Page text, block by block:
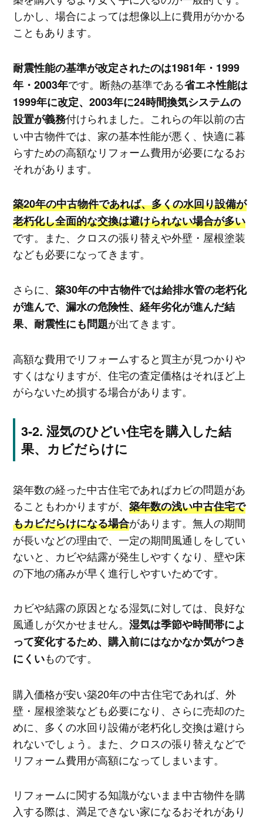
しかし、場合によっては想像以上に費用がかかる
こともあります。
耐震性能の基準が改定されたのは1981年・1999
年・2003年です。断熱の基準である省エネ性能は
1999年に改定、2003年に24時間換気システムの
設置が義務付けられました。これらの年以前の古
い中古物件では、家の基本性能が悪く、快適に暮
らすための高額なリフォーム費用が必要になるお
それがあります。
築20年の中古物件であれば、多くの水回り設備が
老朽化し全面的な交換は避けられない場合が多い
です。また、クロスの張り替えや外壁・屋根塗装
なども必要になってきます。
さらに、 築30年の中古物件では給排水管の老朽化
が進んで、漏水の危険性、経年劣化が進んだ結
果、耐震性にも問題が出てきます。
高額な費用でリフォームすると買主が見つかりや
すくはなりますが、住宅の査定価格はそれほど上
がらないため損する場合があります。
湿気のひどい住宅を購入した結
果、カビだらけに
築年数の経った中古住宅であればカビの問題があ
ることもわかりますが、 築年数の浅い中古住宅で
もカビだらけになる場合があります。無人の期間
が長いなどの理由で、一定の期間風通しをしてい
ないと、カビや結露が発生しやすくなり、壁や床
の下地の痛みが早く進行しやすいためです。
カビや結露の原因となる湿気に対しては、良好な
風通しが欠かせません。 湿気は季節や時間帯によ
って変化するため、購入前にはなかなか気がつき
にくいものです。
購入価格が安い築20年の中古住宅であれば、外
壁・屋根塗装なども必要になり、さらに売却のた
めに、多くの水回り設備が老朽化し交換は避けら
れないでしょう。また、クロスの張り替えなどで
リフォーム費用が高額になってしまいます。
リフォームに関する知識がないまま中古物件を購
入する際は、満足できない家になるおそれがあり